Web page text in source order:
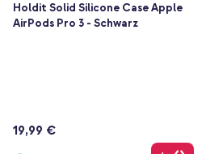
Holdit Solid Silicone Case Apple
AirPods Pro 3 - Schwarz
19,99 €